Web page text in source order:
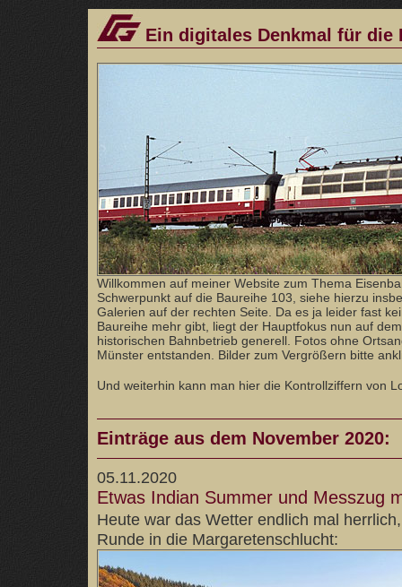
Ein digitales Denkmal für die
Willkommen auf meiner Website zum Thema
Schwerpunkt auf die Baureihe 103, siehe hierzu
Galerien auf der rechten Seite. Da es ja leider fast
Baureihe mehr gibt, liegt der Hauptfokus nun auf
historischen Bahnbetrieb generell. Fotos ohne
Münster entstanden. Bilder zum Vergrößern bitte
Und weiterhin kann man hier die Kontrollziffern von
Einträge aus dem November 2020:
05.11.2020
Etwas Indian Summer und Messzug
Heute war das Wetter endlich mal
Runde in die Margaretenschlucht: